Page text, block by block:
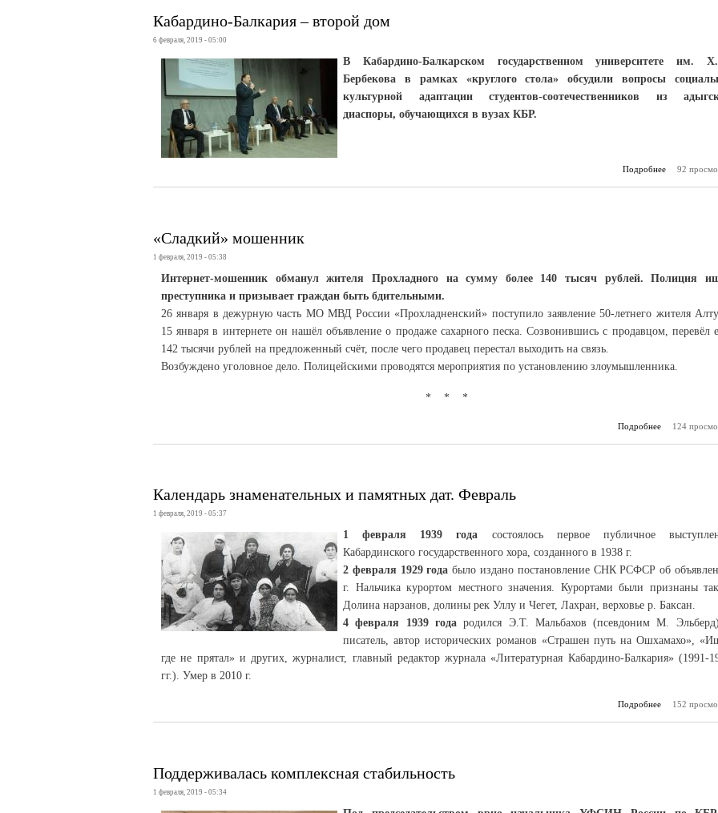
Кабардино-Балкария – второй дом
6 февраля, 2019 - 05:00
В Кабардино-Балкарском государственном университете им.
Бербекова в рамках «круглого стола» обсудили вопросы
культурной адаптации студентов-соотечественников из
диаспоры, обучающихся в вузах КБР.
Подробнее
о
92
«Сладкий» мошенник
1 февраля, 2019 - 05:38
Интернет-мошенник обманул жителя Прохладного на сумму более 140 тысяч рублей. Полиция
преступника и призывает граждан быть бдительными.
26 января в дежурную часть МО МВД России «Прохладненский» поступило заявление 50-летнего жителя
15 января в интернете он нашёл объявление о продаже сахарного песка. Созвонившись с продавцом, перевёл
142 тысячи рублей на предложенный счёт, после чего продавец перестал выходить на связь.
Возбуждено уголовное дело. Полицейскими проводятся мероприятия по установлению злоумышленника.
* * *
Подробнее
о
124
Календарь знаменательных и памятных дат. Февраль
1 февраля, 2019 - 05:37
1 февраля 1939 года состоялось первое публичное
Кабардинского государственного хора, созданного в 1938 г.
2 февраля 1929 года было издано постановление СНК РСФСР об
г. Нальчика курортом местного значения. Курортами были признаны
Долина нарзанов, долины рек Уллу и Чегет, Лахран, верховье р. Баксан.
4 февраля 1939 годародился Э.Т. Мальбахов (псевдоним М.
писатель, автор исторических романов «Страшен путь на Ошхамахо»,
где не прятал» и других, журналист, главный редактор журнала «Литературная Кабардино-Балкария» (1991-
гг.). Умер в 2010 г.
Подробнее
о
152
Поддерживалась комплексная стабильность
1 февраля, 2019 - 05:34